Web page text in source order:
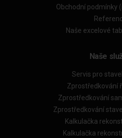
Obchodní podmínky
Naše excelové
Naše
Servis pro
Zprostředkování
Zprostředkování
Zprostředkování
Kalkulačka
Kalkulačka